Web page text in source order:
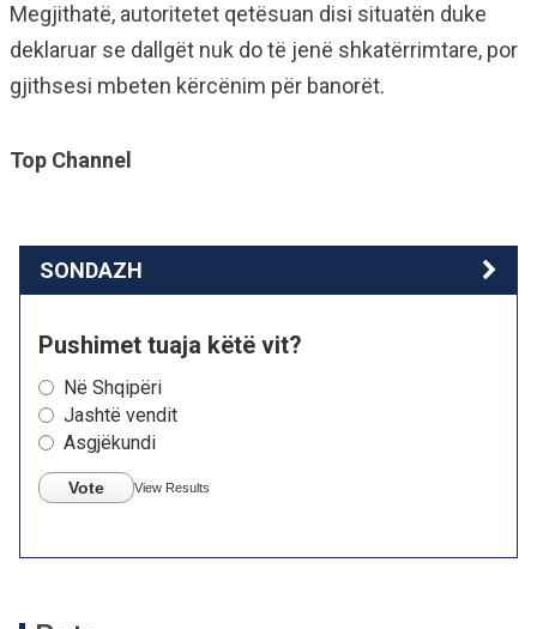
Megjithatë, autoritetet qetësuan disi situatën duke
deklaruar se dallgët nuk do të jenë shkatërrimtare, por
gjithsesi mbeten kërcënim për banorët.
Top Channel
SONDAZH
Pushimet tuaja këtë vit?
Në Shqipëri
Jashtë vendit
Asgjëkundi
Vote View Results